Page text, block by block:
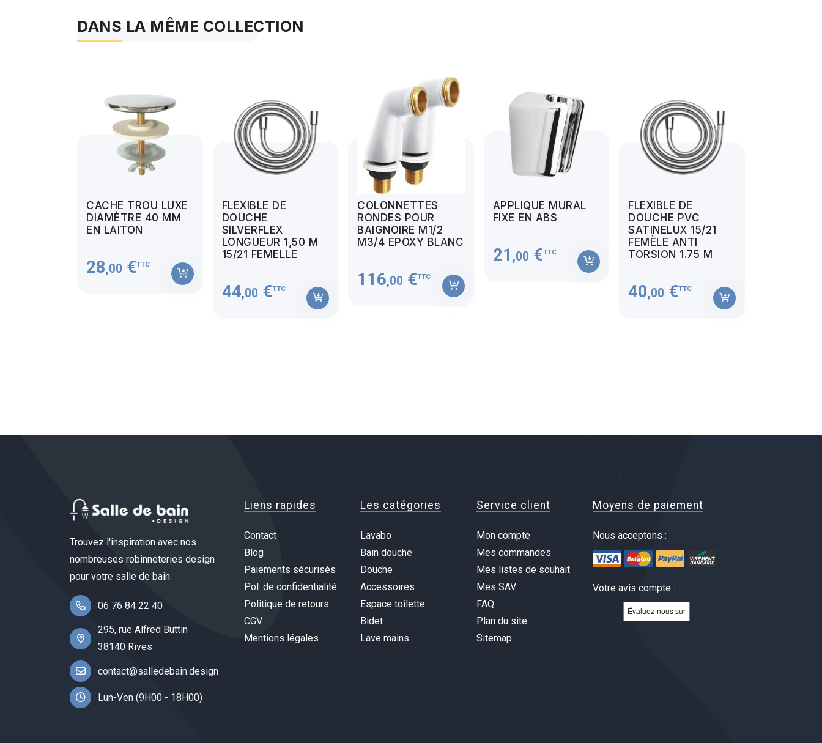
DANS LA MÊME COLLECTION
CACHE TROU LUXE
DIAMÈTRE 40 MM
EN LAITON
28,00 €TTC
FLEXIBLE DE
DOUCHE
SILVERFLEX
LONGUEUR 1,50 M
15/21 FEMELLE
44,00 €TTC
COLONNETTES
RONDES POUR
BAIGNOIRE M1/2
M3/4 EPOXY BLANC
116,00 €TTC
APPLIQUE MURAL
FIXE EN ABS
21 ,00 €TTC
FLEXIBLE DE
DOUCHE PVC
SATINELUX 15/21
FEMÈLE ANTI
TORSION 1.75 M
40,00 €TTC
Trouvez l'inspiration avec nos
nombreuses robinneteries design
pour votre salle de bain.
06 76 84 22 40
295, rue Alfred Buttin
38140 Rives
contact@salledebain.design
Lun-Ven (9H00 - 18H00)
Liens rapides
Contact
Blog
Paiements sécurisés
Pol. de confidentialité
Politique de retours
CGV
Mentions légales
Les catégories
Lavabo
Bain douche
Douche
Accessoires
Espace toilette
Bidet
Lave mains
Service client
Mon compte
Mes commandes
Mes listes de souhait
Mes SAV
FAQ
Plan du site
Sitemap
Moyens de paiement
Nous acceptons :
Votre avis compte :